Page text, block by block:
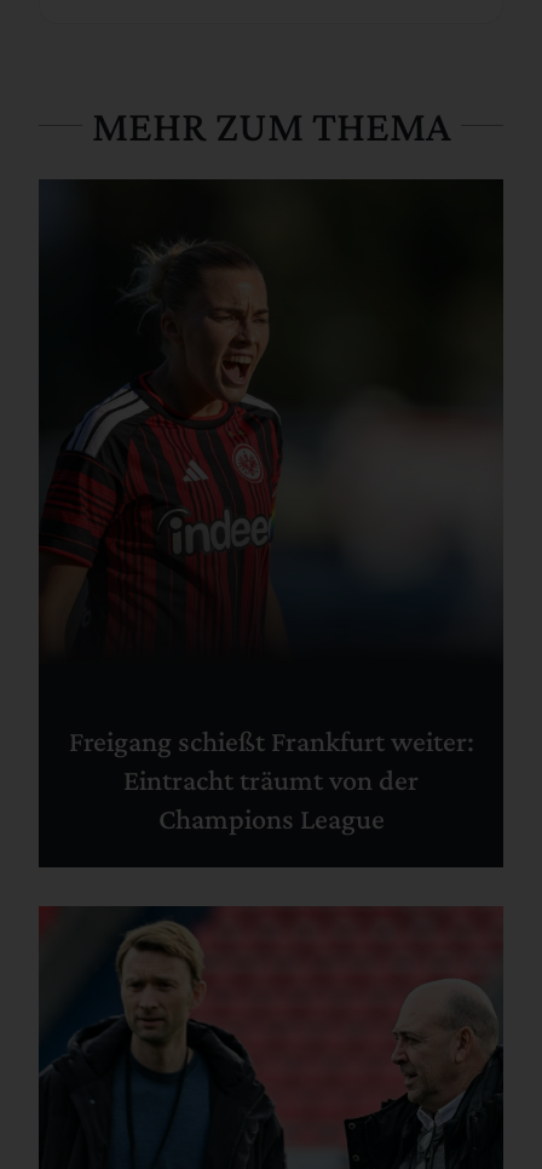
MEHR ZUM THEMA
Freigang schießt Frankfurt weiter:
Eintracht träumt von der
Champions League